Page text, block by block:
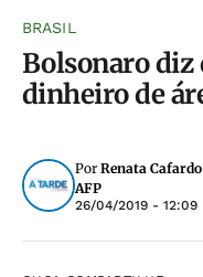
BRASIL
Bolsonaro diz
dinheiro de
Por Renata
AFP
26/04/2019 - 12:09